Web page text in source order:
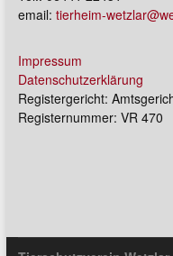
email: tierheim-
Impressum
Datenschutzerklärung
Registergericht:
Registernummer: VR 470